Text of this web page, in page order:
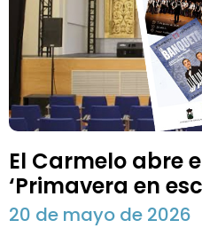
El Carmelo abre
‘Primavera en
20 de mayo de 2026